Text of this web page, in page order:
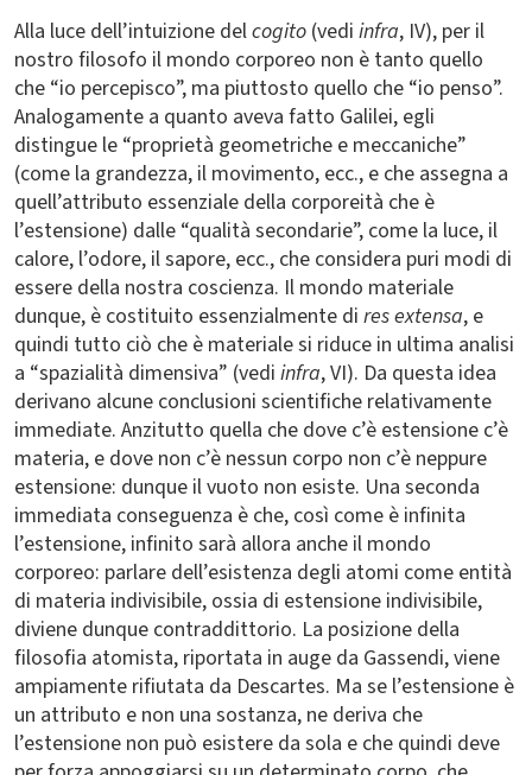
Alla luce dell’intuizione delcogito (vedi infra, IV), per il
nostro filosofo il mondo corporeo non è tanto quello
che “io percepisco”, ma piuttosto quello che “io penso”.
Analogamente a quanto aveva fatto Galilei, egli
distingue le “proprietà geometriche e meccaniche”
(come la grandezza, il movimento, ecc., e che assegna a
quell’attributo essenziale della corporeità che è
l’estensione) dalle “qualità secondarie”, come la luce, il
calore, l’odore, il sapore, ecc., che considera puri modi di
essere della nostra coscienza. Il mondo materiale
dunque, è costituito essenzialmente di res extensa, e
quindi tutto ciò che è materiale si riduce in ultima analisi
a “spazialità dimensiva” (vedi infra, VI). Da questa idea
derivano alcune conclusioni scientifiche relativamente
immediate. Anzitutto quella che dove c’è estensione c’è
materia, e dove non c’è nessun corpo non c’è neppure
estensione: dunque il vuoto non esiste. Una seconda
immediata conseguenza è che, così come è infinita
l’estensione, infinito sarà allora anche il mondo
corporeo: parlare dell’esistenza degli atomi come entità
di materia indivisibile, ossia di estensione indivisibile,
diviene dunque contraddittorio. La posizione della
filosofia atomista, riportata in auge da Gassendi, viene
ampiamente rifiutata da Descartes. Ma se l’estensione è
un attributo e non una sostanza, ne deriva che
l’estensione non può esistere da sola e che quindi deve